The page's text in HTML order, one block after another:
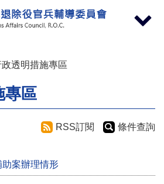
Toggle
政透明措施專區
專區
RSS訂閱 條件查詢
案辦理情形